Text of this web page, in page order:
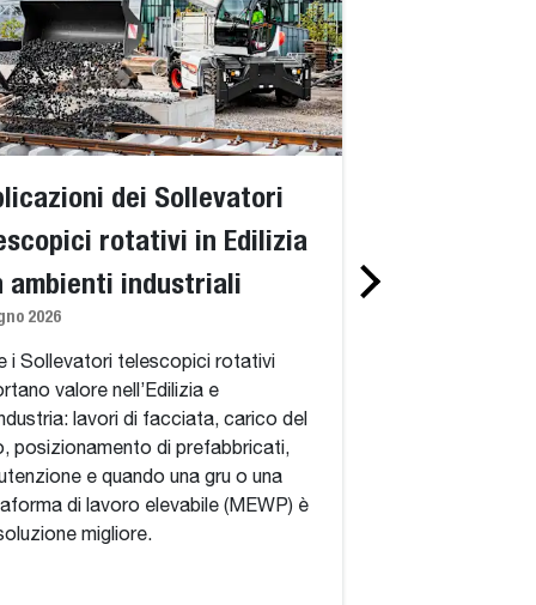
dei Sollevatori
rotativi in Edilizia
ambienti industriali
2026
i Sollevatori telescopici rotativi
valore nell’Edilizia e
lavori di facciata, carico del
posizionamento di prefabbricati,
e quando una gru o una
di lavoro elevabile (MEWP) è
migliore.
spiegazione